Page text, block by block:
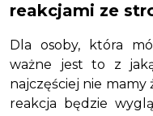
reakcjami ze
Dla osoby, która
ważne jest to z
najczęściej nie mamy
reakcja będzie